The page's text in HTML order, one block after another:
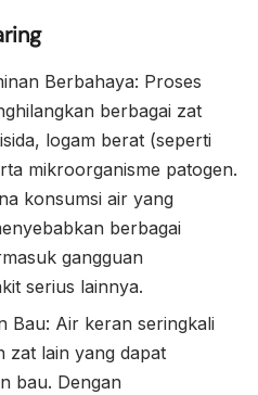
Berbahaya: Proses
berbagai zat
logam berat (seperti
mikroorganisme patogen.
konsumsi air yang
berbagai
gangguan
serius lainnya.
Bau: Air keran seringkali
zat lain yang dapat
bau. Dengan